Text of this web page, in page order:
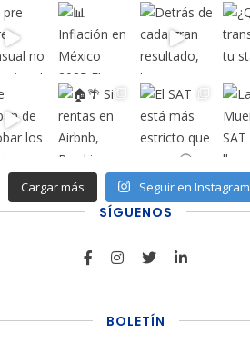
Cargar más Seguir en Instagram
SÍGUENOS
BOLETÍN